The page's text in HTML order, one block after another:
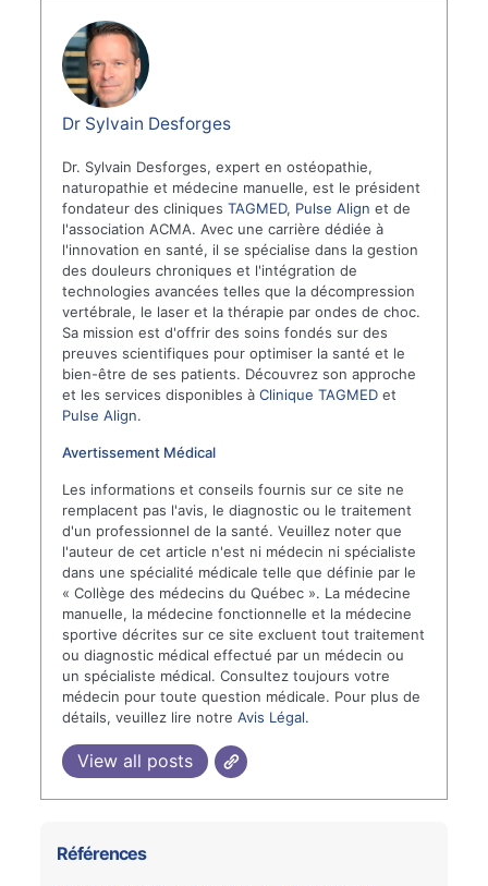
Dr Sylvain Desforges
Dr. Sylvain Desforges, expert en ostéopathie,
naturopathie et médecine manuelle, est le président
fondateur des cliniquesTAGMED, Pulse Align et de
l'association ACMA. Avec une carrière dédiée à
l'innovation en santé, il se spécialise dans la gestion
des douleurs chroniques et l'intégration de
technologies avancées telles que la décompression
vertébrale, le laser et la thérapie par ondes de choc.
Sa mission est d'offrir des soins fondés sur des
preuves scientifiques pour optimiser la santé et le
bien-être de ses patients. Découvrez son approche
et les services disponibles àClinique TAGMED et
Pulse Align.
Avertissement Médical
Les informations et conseils fournis sur ce site ne
remplacent pas l'avis, le diagnostic ou le traitement
d'un professionnel de la santé. Veuillez noter que
l'auteur de cet article n'est ni médecin ni spécialiste
dans une spécialité médicale telle que définie par le
« Collège des médecins du Québec ». La médecine
manuelle, la médecine fonctionnelle et la médecine
sportive décrites sur ce site excluent tout traitement
ou diagnostic médical effectué par un médecin ou
un spécialiste médical. Consultez toujours votre
médecin pour toute question médicale. Pour plus de
détails, veuillez lire notreAvis Légal.
View all posts
Références